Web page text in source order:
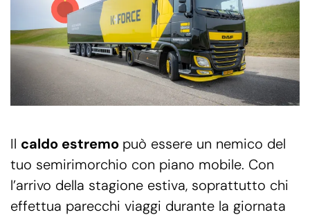
Il caldo estremo può essere un nemico del
tuo semirimorchio con piano mobile. Con
l’arrivo della stagione estiva, soprattutto chi
effettua parecchi viaggi durante la giornata